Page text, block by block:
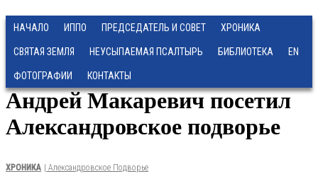
НАЧАЛО ИППО ПРЕДСЕДАТЕЛЬ И СОВЕТ ХРОНИКА
СВЯТАЯ ЗЕМЛЯ НЕУСЫПАЕМАЯ ПСАЛТЫРЬ БИБЛИОТЕКА EN
ФОТОГРАФИИ КОНТАКТЫ
Андрей Макаревич посетил
Александровское подворье
ХРОНИКА | Александровское Подворье